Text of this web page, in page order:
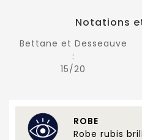
Notations
Bettane et Desseauve
:
15/20
ROBE
Robe rubis